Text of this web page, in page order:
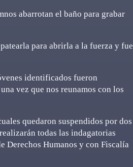
abarrotan el baño para grabar
para abrirla a la fuerza y fue
identificados fueron
vez que nos reunamos con los
quedaron suspendidos por dos
todas las indagatorias
Derechos Humanos y con Fiscalía